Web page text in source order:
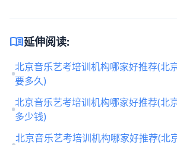
menu_book延伸阅读:
北京音乐艺考培训机构哪家好推荐(北
要多久)
北京音乐艺考培训机构哪家好推荐(北
多少钱)
北京音乐艺考培训机构哪家好推荐(北